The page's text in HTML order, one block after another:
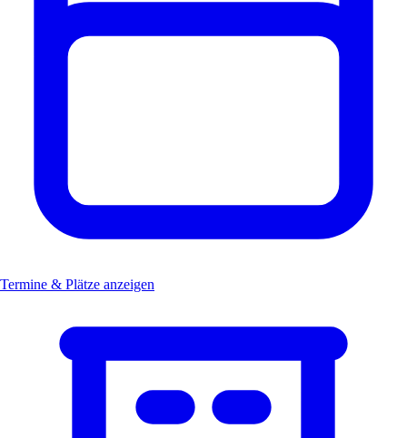
Termine & Plätze anzeigen